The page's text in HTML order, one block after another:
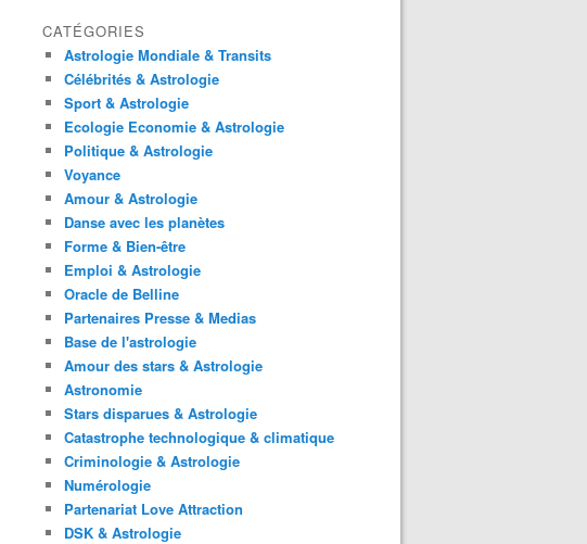
CATÉGORIES
Astrologie Mondiale & Transits
Célébrités & Astrologie
Sport & Astrologie
Ecologie Economie & Astrologie
Politique & Astrologie
Voyance
Amour & Astrologie
Danse avec les planètes
Forme & Bien-être
Emploi & Astrologie
Oracle de Belline
Partenaires Presse & Medias
Base de l'astrologie
Amour des stars & Astrologie
Astronomie
Stars disparues & Astrologie
Catastrophe technologique & climatique
Criminologie & Astrologie
Numérologie
Partenariat Love Attraction
DSK & Astrologie